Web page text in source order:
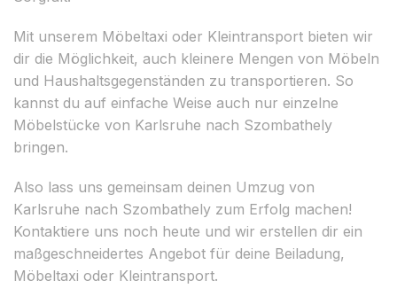
Mit unserem Möbeltaxi oder Kleintransport bieten wir
dir die Möglichkeit, auch kleinere Mengen von Möbeln
und Haushaltsgegenständen zu transportieren. So
kannst du auf einfache Weise auch nur einzelne
Möbelstücke von Karlsruhe nach Szombathely
bringen.
Also lass uns gemeinsam deinen Umzug von
Karlsruhe nach Szombathely zum Erfolg machen!
Kontaktiere uns noch heute und wir erstellen dir ein
maßgeschneidertes Angebot für deine Beiladung,
Möbeltaxi oder Kleintransport.